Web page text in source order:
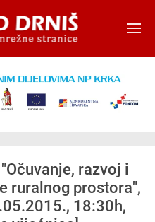
razvoj i
ruralnog prostora",
18:30h,